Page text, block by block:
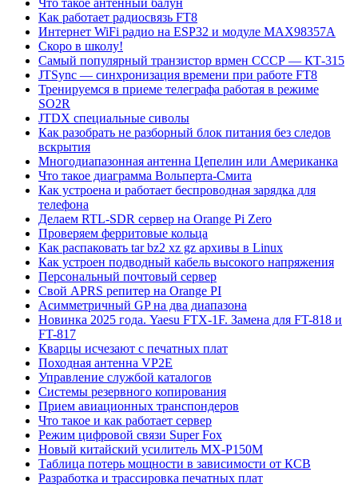
Как работает радиосвязь FT8
Интернет WiFi радио на ESP32 и модуле MAX98357A
Скоро в школу!
Самый популярный транзистор врмен СССР — КТ-315
JTSync — синхронизация времени при работе FT8
Тренируемся в приеме телеграфа работая в режиме
SO2R
JTDX специальные сиволы
Как разобрать не разборный блок питания без следов
вскрытия
Многодиапазонная антенна Цепелин или Американка
Что такое диаграмма Вольперта-Смита
Как устроена и работает беспроводная зарядка для
телефона
Делаем RTL-SDR сервер на Orange Pi Zero
Проверяем ферритовые кольца
Как распаковать tar bz2 xz gz архивы в Linux
Как устроен подводный кабель высокого напряжения
Персональный почтовый сервер
Свой APRS репитер на Orange PI
Асимметричный GP на два диапазона
Новинка 2025 года. Yaesu FTX-1F. Замена для FT-818 и
FT-817
Кварцы исчезают с печатных плат
Походная антенна VP2E
Управление службой каталогов
Системы резервного копирования
Прием авиационных транспондеров
Что такое и как работает сервер
Режим цифровой связи Super Fox
Новый китайский усилитель MX-P150M
Таблица потерь мощности в зависимости от КСВ
Разработка и трассировка печатных плат